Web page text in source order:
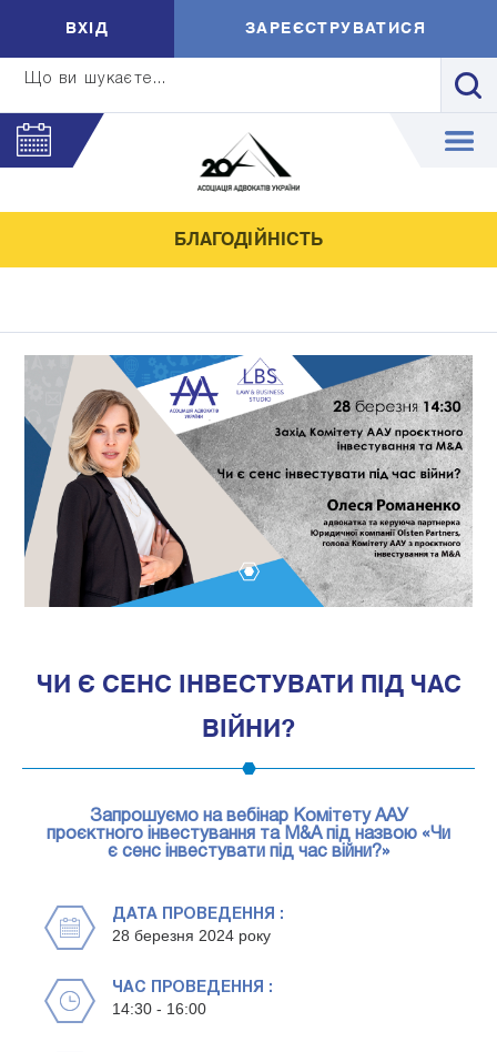
Що ви шукаєте...
ВXIД ЗАРЕЄСТРУВАТИСЯ
БЛАГОДІЙНІСТЬ
ЧИ Є СЕНС ІНВЕСТУВАТИ ПІД ЧАС
ВІЙНИ?
Запрошуємо на вебінар Комітету ААУ
проєктного інвестування та M&A під назвою «Чи
є сенс інвестувати під час війни?»
ДАТА ПРОВЕДЕННЯ :
28 березня 2024 року
ЧАС ПРОВЕДЕННЯ :
14:30 - 16:00